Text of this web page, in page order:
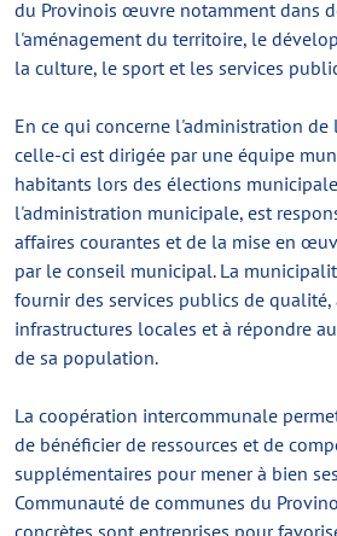
du Provinois œuvre notamment dans
l'aménagement du territoire, le
la culture, le sport et les services
En ce qui concerne l'administration
celle-ci est dirigée par une équipe
habitants lors des élections
l'administration municipale, est
affaires courantes et de la mise en
par le conseil municipal. La
fournir des services publics de qualité,
infrastructures locales et à répondre
de sa population.
La coopération intercommunale
de bénéficier de ressources et de
supplémentaires pour mener à bien
Communauté de communes du
concrètes sont entreprises pour